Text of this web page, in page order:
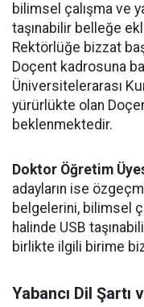
bilimsel çalışma ve
taşınabilir belleğe
Rektörlüğe bizzat
Doçent kadrosuna
Üniversitelerarası
yürürlükte olan
beklenmektedir.
Doktor Öğretim
adayların ise
belgelerini, bilimsel
halinde USB
birlikte ilgili birime
Yabancı Dil Şartı